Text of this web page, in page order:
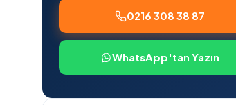
0216 308 38 87
WhatsApp'tan Yazın